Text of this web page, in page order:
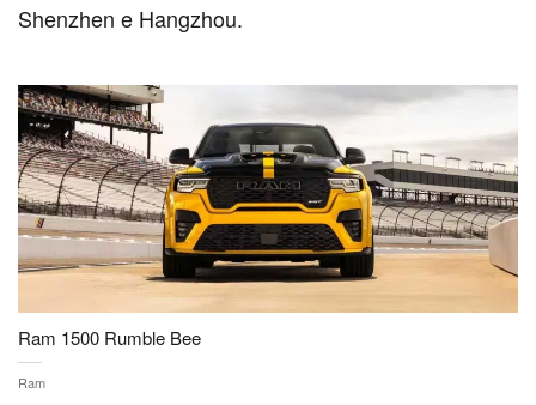
Shenzhen e Hangzhou.
Ram 1500 Rumble Bee
Ram